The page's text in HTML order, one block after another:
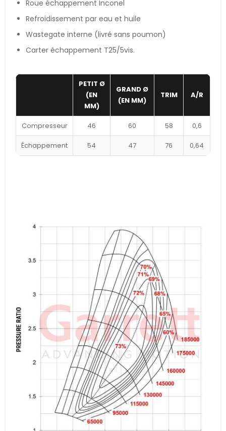
Roue échappement Inconel
Refroidissement par eau et huile
Wastegate interne (livré sans poumon)
Carter échappement T25/5vis.
PETIT Ø
(EN
MM)
GRAND Ø
(EN MM)
TRIM A/R
Compresseur 46 60 58 0,6
Échappement 54 47 76 0,64